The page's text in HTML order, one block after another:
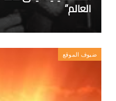
العالم”
ضيوف الموقع